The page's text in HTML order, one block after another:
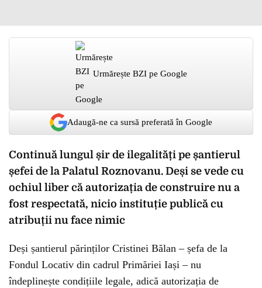
Urmărește BZI pe Google
Adaugă-ne ca sursă preferată în Google
Continuă lungul șir de ilegalități pe șantierul
șefei de la Palatul Roznovanu. Deși se vede cu
ochiul liber că autorizația de construire nu a
fost respectată, nicio instituție publică cu
atribuții nu face nimic
Deși șantierul părinților Cristinei Bălan – șefa de la
Fondul Locativ din cadrul Primăriei Iași – nu
îndeplinește condițiile legale, adică autorizația de